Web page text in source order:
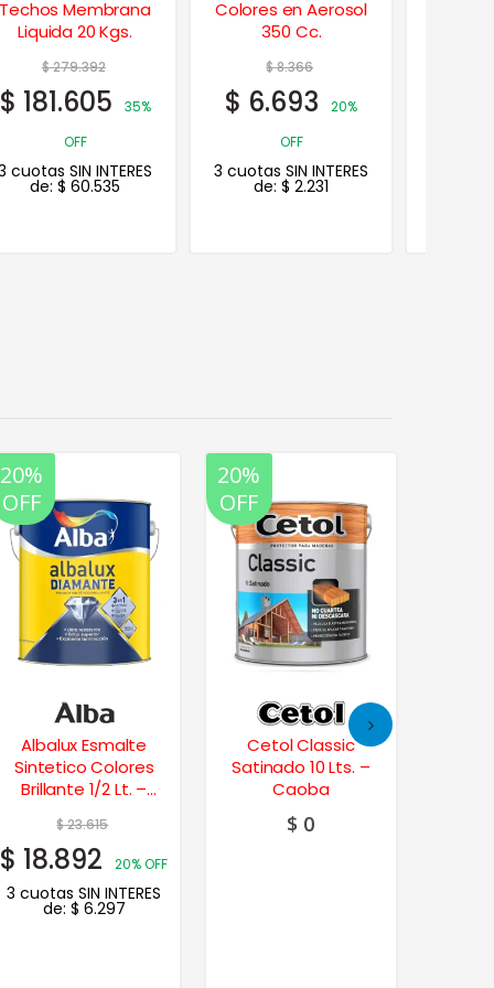
en Aerosol
350 Cc.
$8.366
$6.693
20%
OFF
cuotas SIN INTERES
de: $2.231
Impermeabilizante
Techos 1,25 Kgs.
$12.938
$8.410 35% OFF
3 cuotas SIN INTERES
$2.803
20%
OFF
Albalux Esmalte
Sintetico Colores
Brillante 1/2 Lt. –
$23.615
$ 18.892 20% OFF
3 cuotas SIN INTERES
de: $ 6.297
20%
OFF
Cetol Classic
Satinado 10 Lts. –
Caoba
$ 0